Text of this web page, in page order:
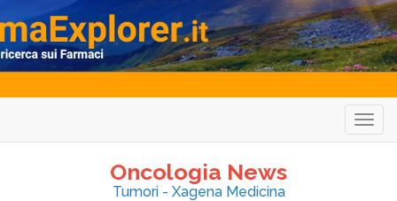
Oncologia News
Tumori - Xagena Medicina